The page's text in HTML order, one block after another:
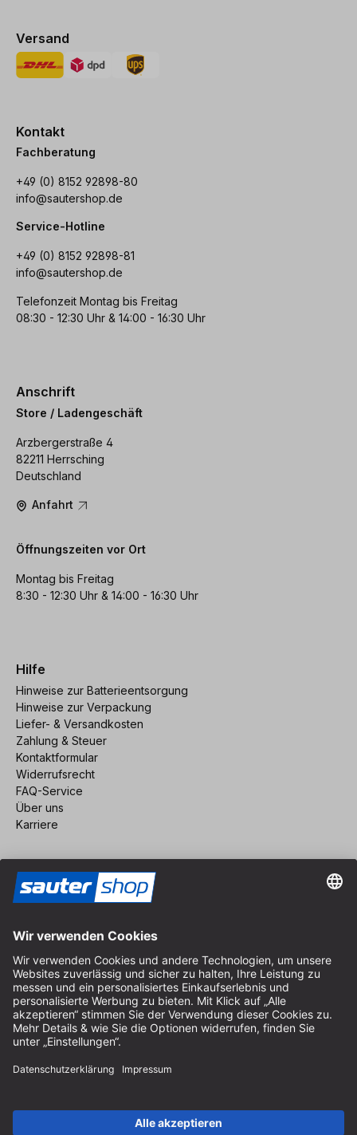
Versand
Kontakt
Fachberatung
+49 (0) 8152 92898-80
info@sautershop.de
Service-Hotline
+49 (0) 8152 92898-81
info@sautershop.de
Telefonzeit Montag bis Freitag
08:30 - 12:30 Uhr & 14:00 - 16:30 Uhr
Anschrift
Store / Ladengeschäft
Arzbergerstraße 4
82211 Herrsching
Deutschland
Anfahrt
Öffnungszeiten vor Ort
Montag bis Freitag
8:30 - 12:30 Uhr & 14:00 - 16:30 Uhr
Hilfe
Hinweise zur Batterieentsorgung
Hinweise zur Verpackung
Liefer- & Versandkosten
Zahlung & Steuer
Kontaktformular
Widerrufsrecht
FAQ-Service
Über uns
Karriere
Impressum
AGB
Datenschutz
Cookie-Einstellungen
© 2026 sauter GmbH
* kostenloser Versand ab 150 Euro Bestellwert innerhalb
Deutschlands für die Standard-Paketgrößen - ausgenommen